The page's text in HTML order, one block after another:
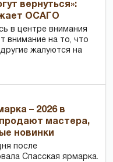
вернуться»:
ОСАГО
в центре внимания
внимание на то, что
жалуются на
– 2026 в
продают мастера,
новинки
после
Спасская ярмарка.